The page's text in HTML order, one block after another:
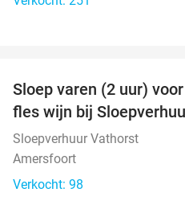
Sloep varen (2 uur)
fles wijn bij
Sloepverhuur Vathorst
Amersfoort
Verkocht: 98